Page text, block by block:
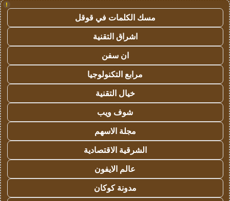
!
مسك الكلمات في قوقل
اشراق التقنية
ان سفن
مرابع التكنولوجيا
خيال التقنية
شوف ويب
مجلة الاسهم
الشرقية الاقتصادية
عالم الايفون
مدونة كوكان